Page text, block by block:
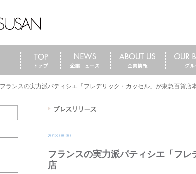
フランスの実力派パティシエ「フレデリック・カッセル」が東急百貨店
2013.08.30
フランスの実力派パティシエ「フ
店